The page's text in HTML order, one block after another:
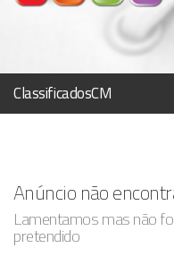
ClassificadosCM
Registo / Login
Anunciar Agora
Anúncio não
Lamentamos mas não
pretendido